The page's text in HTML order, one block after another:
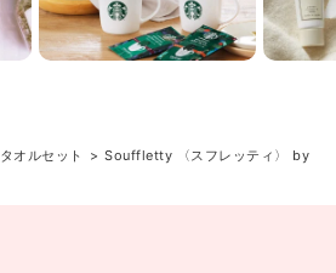
タオルセット
Souffletty 〈スフレッティ〉 by